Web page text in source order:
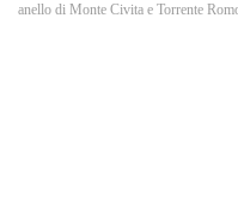
anello di Monte Civita e Torrente